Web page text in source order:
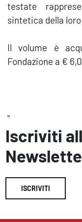
testate
sintetica della
Il volume è
Fondazione a €
"
Iscriviti
ISCRIVITI